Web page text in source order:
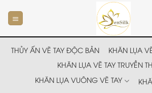
đến
nội
dung
THỦY ẤN VẼ TAY ĐỘC BẢN
KHĂN LỤA
KHĂN LỤA VẼ TAY TRUYỀN
KHĂN LỤA VUÔNG VẼ TAY